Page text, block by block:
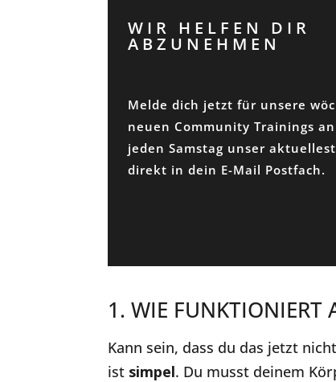
WIR HELFEN DIR
ABZUNEHMEN
Melde dich jetzt für unsere
neuen Community Trainings
jeden Samstag unser
direkt in dein E-Mail Postfach.
1. WIE FUNKTIONIERT
Kann sein, dass du das jetzt
ist simpel. Du musst deinem